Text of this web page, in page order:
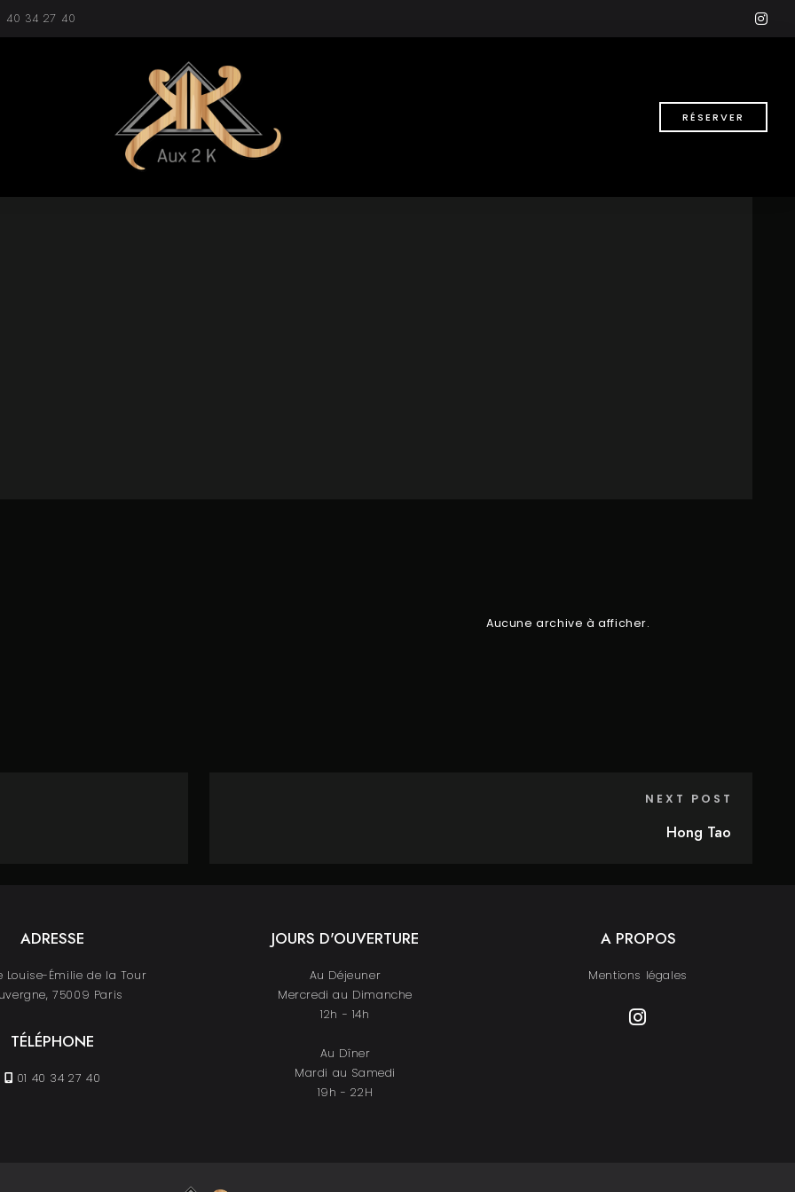
40 34 27 40
RÉSERVER
Aucune archive à afficher.
NEXT POST
Hong Tao
ADRESSE
Louise-Émilie de la Tour
75009 Paris
TÉLÉPHONE
01 40 34 27 40
JOURS D'OUVERTURE
Au Déjeuner
Mercredi au Dimanche
12h - 14h
Au Dîner
Mardi au Samedi
19h - 22H
A PROPOS
Mentions légales